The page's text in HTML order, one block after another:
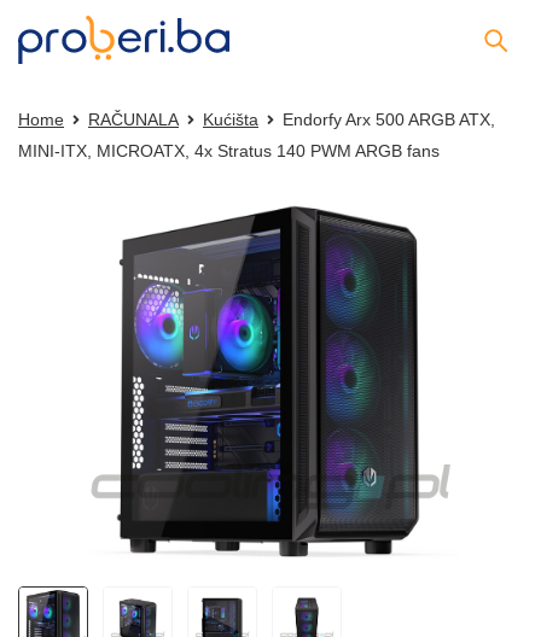
Home RAČUNALA Kućišta
Endorfy Arx 500 ARGB ATX,
MINI-ITX, MICROATX, 4x Stratus 140 PWM ARGB fans